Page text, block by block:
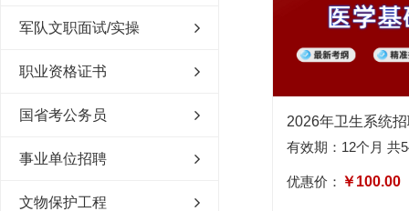
军队文职面试/实操
职业资格证书
国省考公务员
事业单位招聘
文物保护工程
有效期：12个月 共
优惠价： ￥100.00